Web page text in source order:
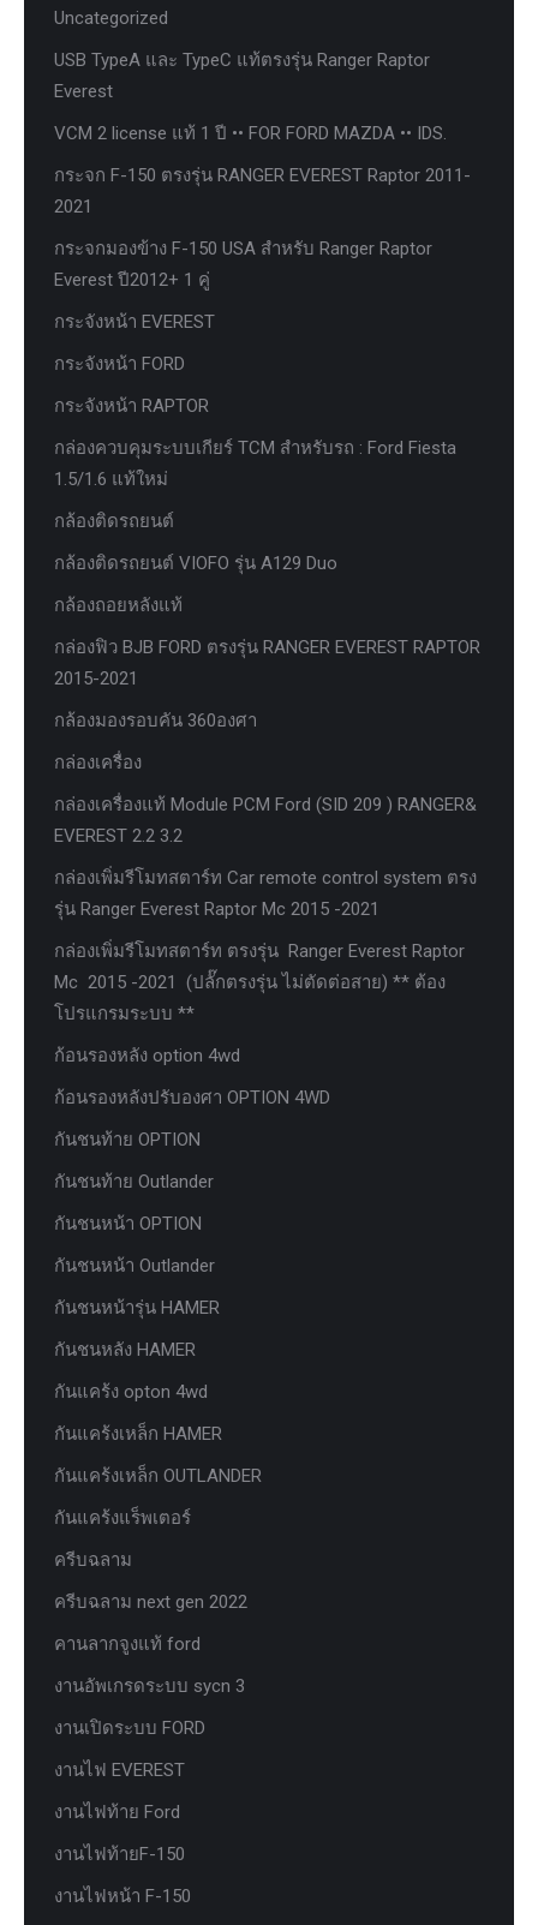
Uncategorized
USB TypeA และ TypeC แท้ตรงรุ่น Ranger Raptor
Everest
VCM 2 license แท้ 1 ปี •• FOR FORD MAZDA •• IDS.
กระจก F-150 ตรงรุ่น RANGER EVEREST Raptor 2011-
2021
กระจกมองข้าง F-150 USA สำหรับ Ranger Raptor
Everest ปี2012+ 1 คู่
กระจังหน้า EVEREST
กระจังหน้า FORD
กระจังหน้า RAPTOR
กล่องควบคุมระบบเกียร์ TCM สำหรับรถ : Ford Fiesta
1.5/1.6 แท้ใหม่
กล้องติดรถยนต์
กล้องติดรถยนต์ VIOFO รุ่น A129 Duo
กล้องถอยหลังแท้
กล่องฟิว BJB FORD ตรงรุ่น RANGER EVEREST RAPTOR
2015-2021
กล้องมองรอบคัน 360องศา
กล่องเครื่อง
กล่องเครื่องแท้ Module PCM Ford (SID 209 ) RANGER&
EVEREST 2.2 3.2
กล่องเพิ่มรีโมทสตาร์ท Car remote control system ตรง
รุ่น Ranger Everest Raptor Mc 2015 -2021
กล่องเพิ่มรีโมทสตาร์ท ตรงรุ่น Ranger Everest Raptor
Mc 2015 -2021 (ปลั๊กตรงรุ่น ไม่ตัดต่อสาย) ** ต้อง
โปรแกรมระบบ **
ก้อนรองหลัง option 4wd
ก้อนรองหลังปรับองศา OPTION 4WD
กันชนท้าย OPTION
กันชนท้าย Outlander
กันชนหน้า OPTION
กันชนหน้า Outlander
กันชนหน้ารุ่น HAMER
กันชนหลัง HAMER
กันแคร้ง opton 4wd
กันแคร้งเหล็ก HAMER
กันแคร้งเหล็ก OUTLANDER
กันแคร้งแร็พเตอร์
ครีบฉลาม
ครีบฉลาม next gen 2022
คานลากจูงแท้ ford
งานอัพเกรดระบบ sycn 3
งานเปิดระบบ FORD
งานไฟ EVEREST
งานไฟท้าย Ford
งานไฟท้ายF-150
งานไฟหน้า F-150